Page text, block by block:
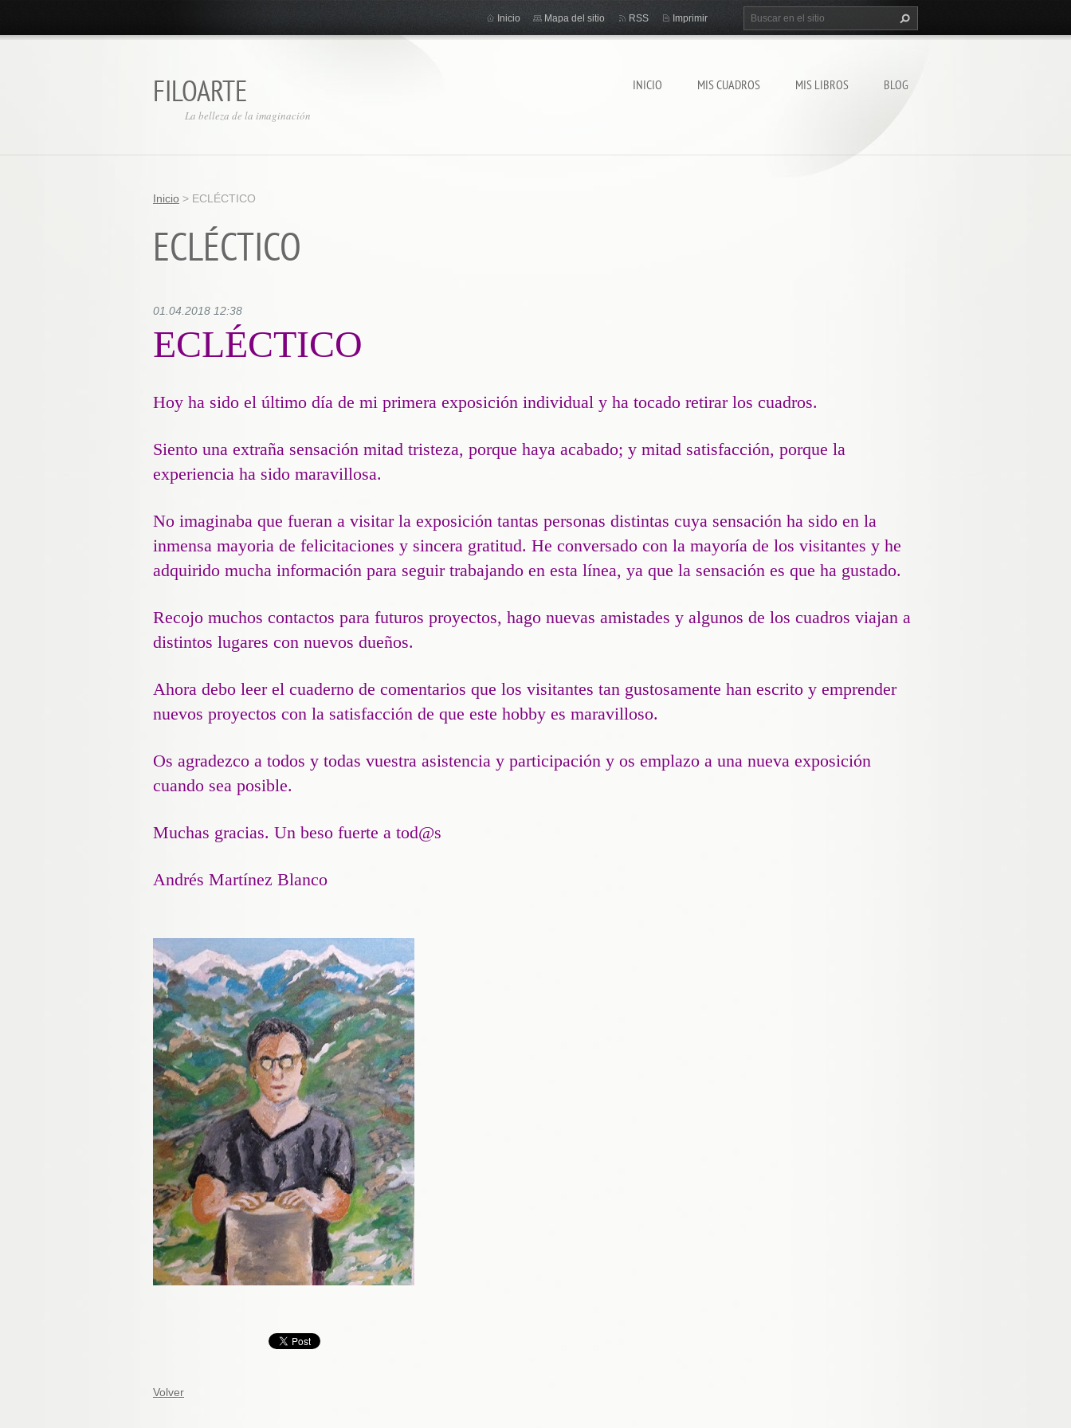
FILOARTE
La belleza de la imaginación
INICIO MIS CUADROS MIS LIBROS BLOG
Inicio Mapa del sitio RSS Imprimir
Inicio > ECLÉCTICO
ECLÉCTICO
01.04.2018 12:38
ECLÉCTICO
Hoy ha sido el último día de mi primera exposición individual y ha tocado retirar los cuadros.
Siento una extraña sensación mitad tristeza, porque haya acabado; y mitad satisfacción, porque la
experiencia ha sido maravillosa.
No imaginaba que fueran a visitar la exposición tantas personas distintas cuya sensación ha sido en la
inmensa mayoria de felicitaciones y sincera gratitud. He conversado con la mayoría de los visitantes y he
adquirido mucha información para seguir trabajando en esta línea, ya que la sensación es que ha gustado.
Recojo muchos contactos para futuros proyectos, hago nuevas amistades y algunos de los cuadros viajan a
distintos lugares con nuevos dueños.
Ahora debo leer el cuaderno de comentarios que los visitantes tan gustosamente han escrito y emprender
nuevos proyectos con la satisfacción de que este hobby es maravilloso.
Os agradezco a todos y todas vuestra asistencia y participación y os emplazo a una nueva exposición
cuando sea posible.
Muchas gracias. Un beso fuerte a tod@s
Andrés Martínez Blanco
Volver